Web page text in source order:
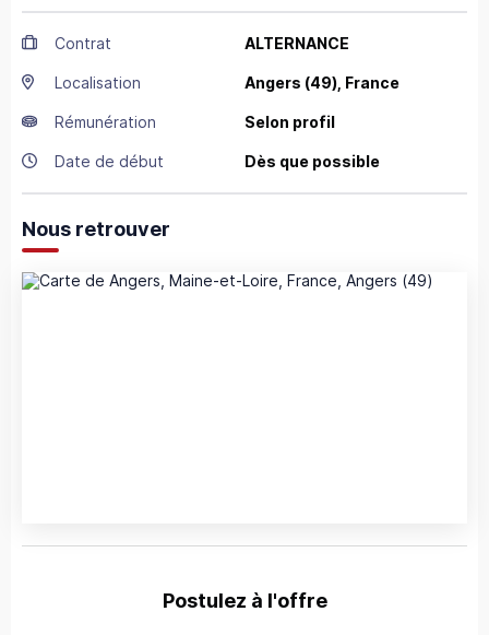
Contrat ALTERNANCE
Localisation Angers (49), France
Rémunération Selon profil
Date de début Dès que possible
Nous retrouver
Postulez à l'offre